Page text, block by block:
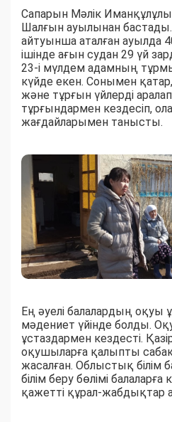
Сапарын Мәлік
Шалғын ауылынан бастады.
айтуынша аталған ауылда
ішінде ағын судан 29 үй
23-і мүлдем адамның
күйде екен. Сонымен
және тұрғын үйлерді
тұрғындармен кездесіп,
жағдайларымен танысты.
Ең әуелі балалардың
мәдениет үйінде болды.
ұстаздармен кездесті.
оқушыларға қалыпты сабақ
жасалған. Облыстық білім
білім беру бөлімі
қажетті құрал-жабдықтар